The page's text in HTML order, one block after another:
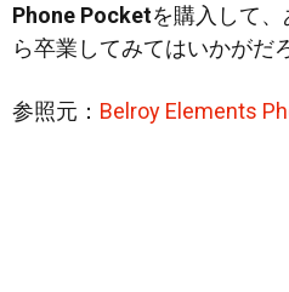
Phone Pocketを購入して
ら卒業してみてはいかがだ
参照元： Belroy Elements